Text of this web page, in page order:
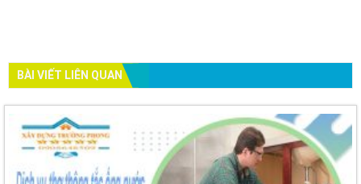
BÀI VIẾT LIÊN QUAN